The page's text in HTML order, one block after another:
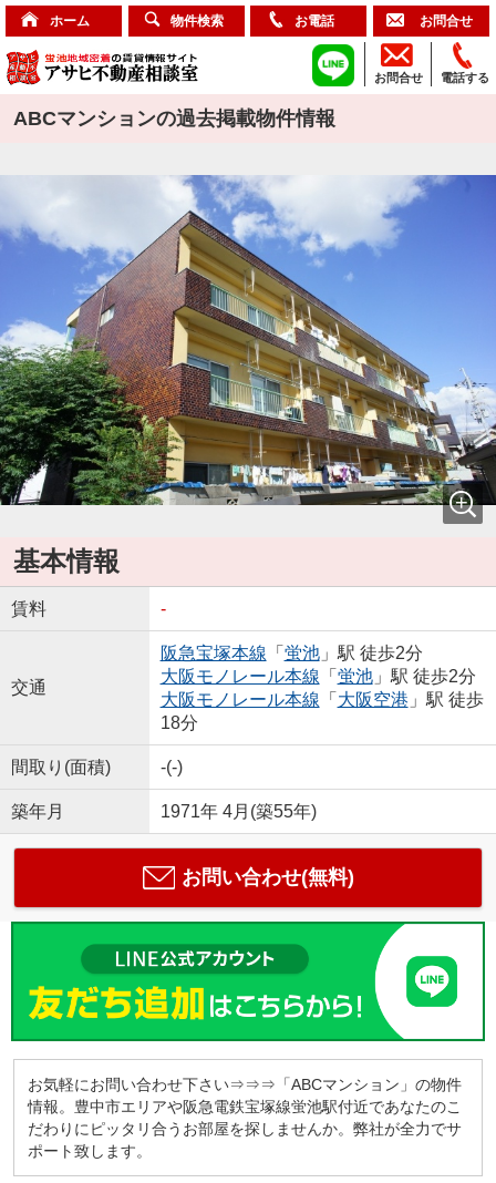
ホーム 物件検索 お電話 お問合せ
電話する
お問合せ
ABCマンションの過去掲載物件情報
基本情報
賃料 -
交通
阪急宝塚本線 「 蛍池」駅 徒歩2分
大阪モノレール本線 「 蛍池」駅 徒歩2分
大阪モノレール本線 「 大阪空港 」駅 徒歩
18分
間取り(面積) -(-)
築年月 1971年 4月(築55年)
お問い合わせ(無料)
お気軽にお問い合わせ下さい⇒⇒⇒「ABCマンション」の物件
情報。豊中市エリアや阪急電鉄宝塚線蛍池駅付近であなたのこ
だわりにピッタリ合うお部屋を探しませんか。弊社が全力でサ
ポート致します。